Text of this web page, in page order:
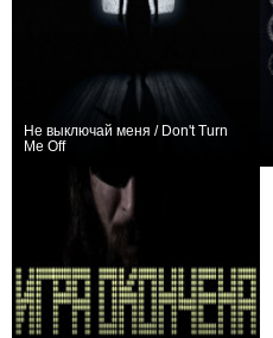
Не выключай меня / Don't Turn
Me Off